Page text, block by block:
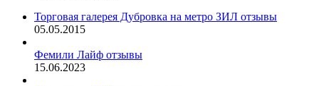
Торговая галерея Дубровка на метро ЗИЛ отзывы
05.05.2015
Фемили Лайф отзывы
15.06.2023